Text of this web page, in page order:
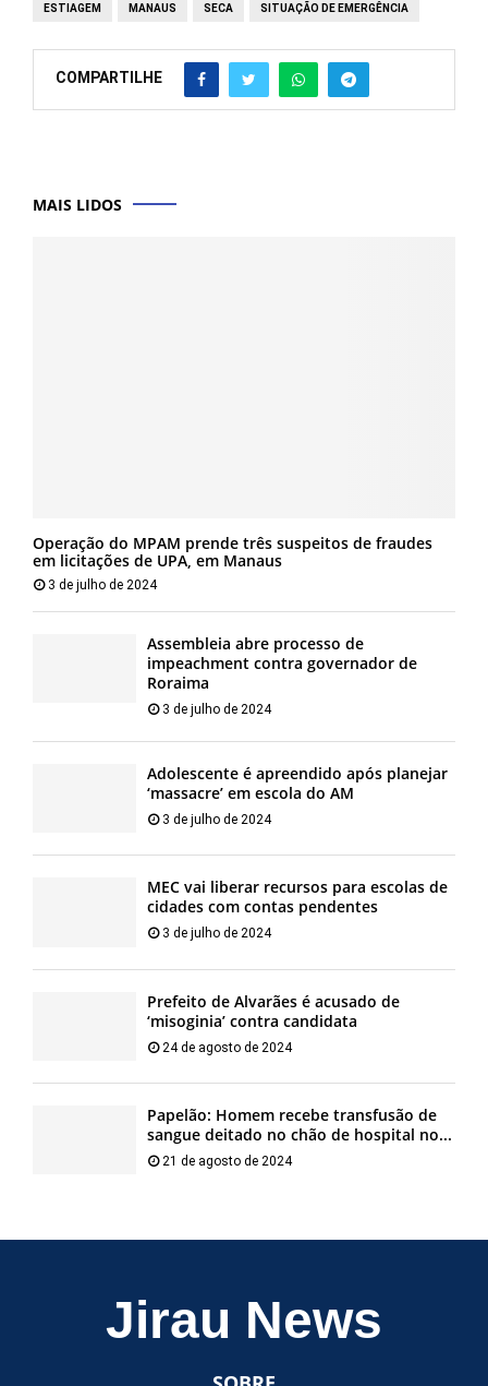
ESTIAGEM MANAUS SECA SITUAÇÃO DE EMERGÊNCIA
COMPARTILHE
MAIS LIDOS
Operação do MPAM prende três suspeitos de fraudes
em licitações de UPA, em Manaus
3 de julho de 2024
Assembleia abre processo de
impeachment contra governador de
Roraima
3 de julho de 2024
Adolescente é apreendido após planejar
‘massacre’ em escola do AM
3 de julho de 2024
MEC vai liberar recursos para escolas de
cidades com contas pendentes
3 de julho de 2024
Prefeito de Alvarães é acusado de
‘misoginia’ contra candidata
24 de agosto de 2024
Papelão: Homem recebe transfusão de
sangue deitado no chão de hospital no...
21 de agosto de 2024
Jirau News